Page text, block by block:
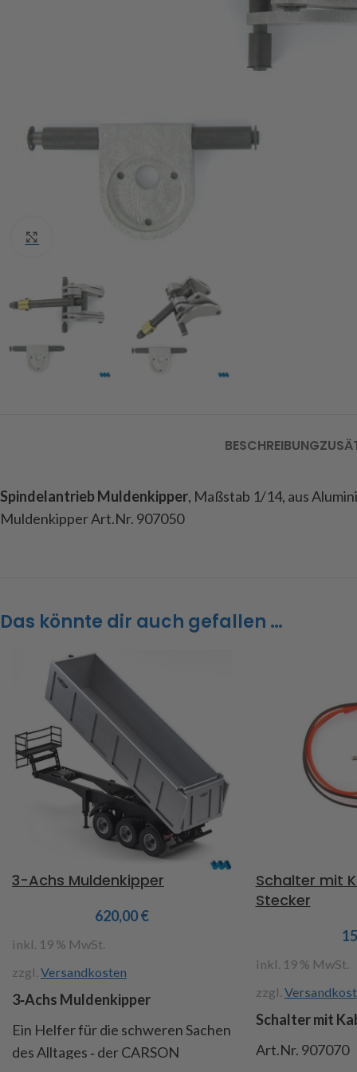
Click to enlarge
BESCHREIBUNG
Spindelantrieb Muldenkipper, Maßstab 1/14, aus
Muldenkipper Art.Nr. 907050
Das könnte dir auch gefallen …
3-Achs Muldenkipper
620,00€
inkl. 19 % MwSt.
zzgl. Versandkosten
3‑Achs Muldenkipper
Ein Helfer für die schweren Sachen
des Alltages ‑ der CARSON
Schalter mit
Stecker
inkl. 19 % MwSt.
zzgl.
Schalter mit
Art.Nr. 907070